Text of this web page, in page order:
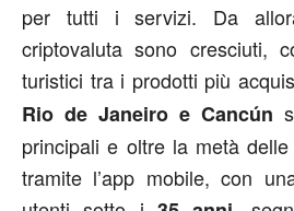
per tutti i servizi. Da
criptovaluta sono cresciuti,
turistici tra i prodotti più
Rio de Janeiro e Cancún
principali e oltre la metà
tramite l’app mobile, con